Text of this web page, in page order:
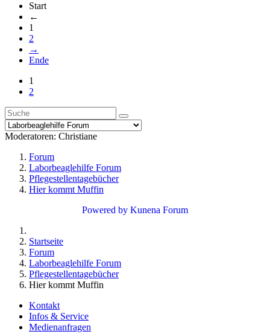
Start
←
1
2
→
Ende
1
2
Moderatoren: Christiane
Forum
Laborbeaglehilfe Forum
Pflegestellentagebücher
Hier kommt Muffin
Powered by Kunena Forum
Startseite
Forum
Laborbeaglehilfe Forum
Pflegestellentagebücher
Hier kommt Muffin
Kontakt
Infos & Service
Medienanfragen